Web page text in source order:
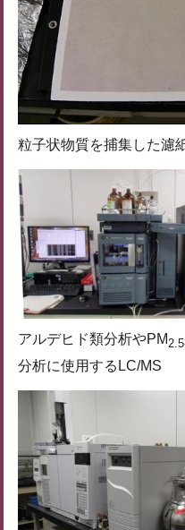
粒子状物質を捕集した濾
アルデヒド類分析やPM 2.5
分析に使用するLC/MS